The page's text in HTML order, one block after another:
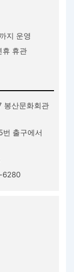
지 운영
휴 휴관
봉산문화회관
번 출구에서
6280